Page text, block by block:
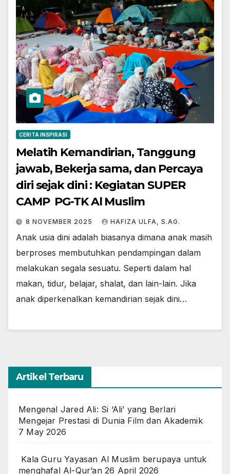
CERITA INSPIRASI
Melatih Kemandirian, Tanggung
jawab, Bekerja sama, dan Percaya
diri sejak dini : Kegiatan SUPER
CAMP PG-TK Al Muslim
8 NOVEMBER 2025 HAFIZA ULFA, S.AG.
Anak usia dini adalah biasanya dimana anak masih
berproses membutuhkan pendampingan dalam
melakukan segala sesuatu. Seperti dalam hal
makan, tidur, belajar, shalat, dan lain-lain. Jika
anak diperkenalkan kemandirian sejak dini…
Artikel Terbaru
Mengenal Jared Ali: Si ‘Ali’ yang Berlari
Mengejar Prestasi di Dunia Film dan Akademik
7 May 2026
Kala Guru Yayasan Al Muslim berupaya untuk
menghafal Al-Qur’an 26 April 2026